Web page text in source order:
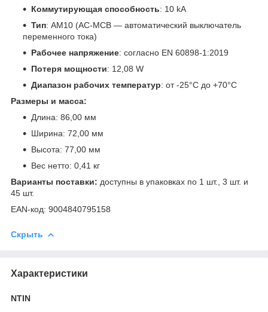
Коммутирующая способность: 10 kA
Тип: AM10 (AC-MCB — автоматический выключатель
переменного тока)
Рабочее напряжение: согласно EN 60898-1:2019
Потеря мощности: 12,08 W
Диапазон рабочих температур: от -25°C до +70°C
Размеры и масса:
Длина: 86,00 мм
Ширина: 72,00 мм
Высота: 77,00 мм
Вес нетто: 0,41 кг
Варианты поставки: доступны в упаковках по 1 шт., 3 шт. и
45 шт.
EAN-код: 9004840795158
Скрыть
Характеристики
NTIN